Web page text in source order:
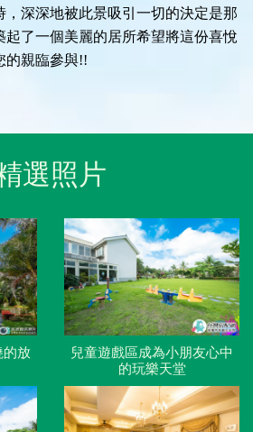
，深深地被此景吸引一切的決定是那
起了一個美麗的居所希望將這份喜悅
的親臨參與!!
選照片
的放
兒童遊戲區成為小朋友心中
的玩樂天堂